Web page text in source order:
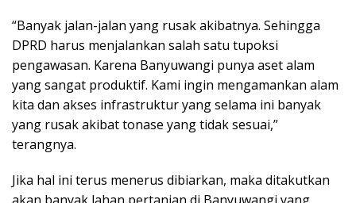
“Banyak jalan-jalan yang rusak akibatnya. Sehingga
DPRD harus menjalankan salah satu tupoksi
pengawasan. Karena Banyuwangi punya aset alam
yang sangat produktif. Kami ingin mengamankan alam
kita dan akses infrastruktur yang selama ini banyak
yang rusak akibat tonase yang tidak sesuai,”
terangnya.
Jika hal ini terus menerus dibiarkan, maka ditakutkan